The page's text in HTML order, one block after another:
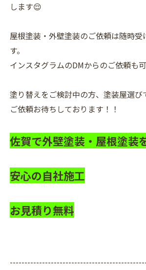
します😌
屋根塗装・外壁塗装のご依頼は随時受
す。
インスタグラムのDMからのご依頼も
塗り替えをご検討中の方、塗装屋選び
ご依頼お待ちしております！！
佐賀で外壁塗装・屋根塗装
安心の自社施工
お見積り無料